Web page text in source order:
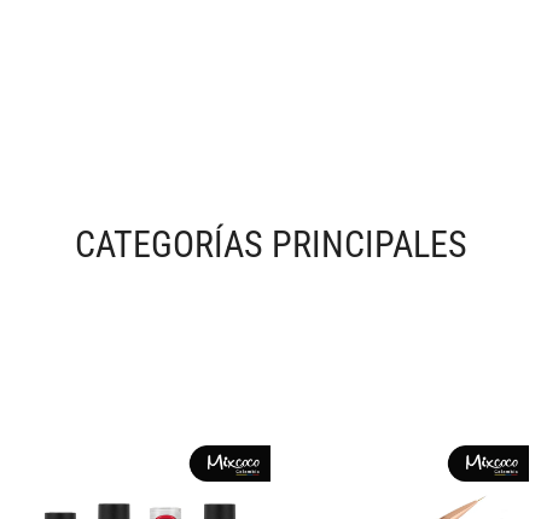
CATEGORÍAS PRINCIPALES